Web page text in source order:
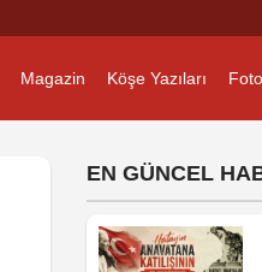
Magazin Köşe Yazıları
EN GÜNCEL